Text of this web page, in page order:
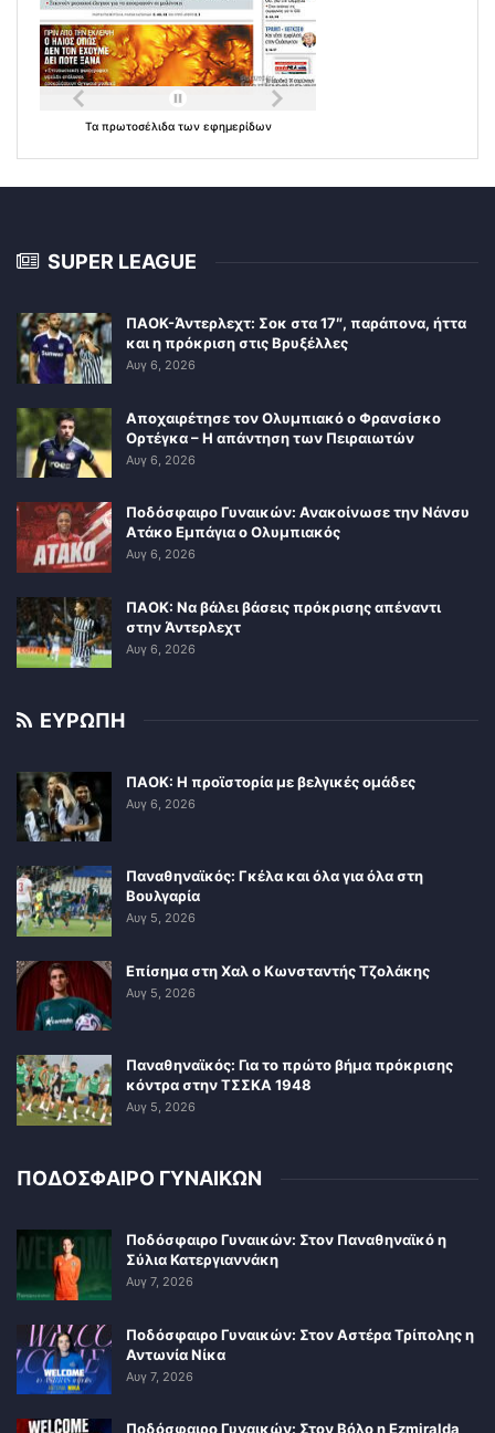
Τα πρωτοσέλιδα των εφημερίδων
SUPER LEAGUE
ΠΑΟΚ-Άντερλεχτ: Σοκ στα 17″, παράπονα, ήττα
και η πρόκριση στις Βρυξέλλες
Αυγ 6, 2026
Αποχαιρέτησε τον Ολυμπιακό ο Φρανσίσκο
Ορτέγκα – Η απάντηση των Πειραιωτών
Αυγ 6, 2026
Ποδόσφαιρο Γυναικών: Ανακοίνωσε την Νάνσυ
Ατάκο Εμπάγια ο Ολυμπιακός
Αυγ 6, 2026
ΠΑΟΚ: Να βάλει βάσεις πρόκρισης απέναντι
στην Άντερλεχτ
Αυγ 6, 2026
ΕΥΡΩΠΗ
ΠΑΟΚ: Η προϊστορία με βελγικές ομάδες
Αυγ 6, 2026
Παναθηναϊκός: Γκέλα και όλα για όλα στη
Βουλγαρία
Αυγ 5, 2026
Επίσημα στη Χαλ ο Κωνσταντής Τζολάκης
Αυγ 5, 2026
Παναθηναϊκός: Για το πρώτο βήμα πρόκρισης
κόντρα στην ΤΣΣΚΑ 1948
Αυγ 5, 2026
ΠΟΔΟΣΦΑΙΡΟ ΓΥΝΑΙΚΩΝ
Ποδόσφαιρο Γυναικών: Στον Παναθηναϊκό η
Σύλια Κατεργιαννάκη
Αυγ 7, 2026
Ποδόσφαιρο Γυναικών: Στον Αστέρα Τρίπολης η
Αντωνία Νίκα
Αυγ 7, 2026
Ποδόσφαιρο Γυναικών: Στον Βόλο η Ezmiralda